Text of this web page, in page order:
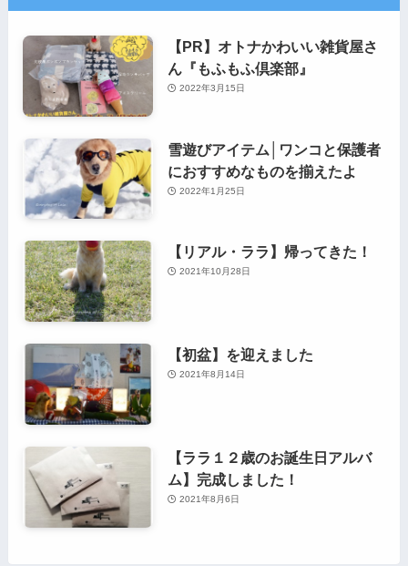
【PR】オトナかわいい雑貨屋さ
ん『もふもふ倶楽部』
2022年3月15日
雪遊びアイテム│ワンコと保護者
におすすめなものを揃えたよ
2022年1月25日
【リアル・ララ】帰ってきた！
2021年10月28日
【初盆】を迎えました
2021年8月14日
【ララ１２歳のお誕生日アルバ
ム】完成しました！
2021年8月6日